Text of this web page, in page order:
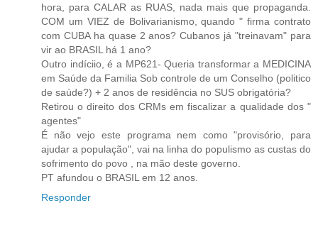
hora, para CALAR as RUAS, nada mais que propaganda.
COM um VIEZ de Bolivarianismo, quando " firma contrato
com CUBA ha quase 2 anos? Cubanos já "treinavam" para
vir ao BRASIL há 1 ano?
Outro indíciio, é a MP621- Queria transformar a MEDICINA
em Saúde da Familia Sob controle de um Conselho (politico
de saúde?) + 2 anos de residência no SUS obrigatória?
Retirou o direito dos CRMs em fiscalizar a qualidade dos "
agentes"
É não vejo este programa nem como "provisório, para
ajudar a população", vai na linha do populismo as custas do
sofrimento do povo , na mão deste governo.
PT afundou o BRASIL em 12 anos.
Responder